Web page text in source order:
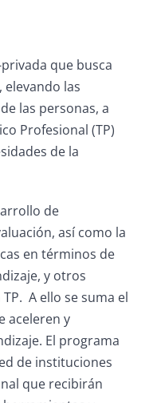
que busca
las
las personas, a
Profesional (TP)
de la
de
así como la
en términos de
y otros
A ello se suma el
aceleren y
El programa
de instituciones
que recibirán